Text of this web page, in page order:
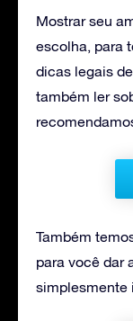
Mostrar seu
escolha, para
dicas legais
também ler
Também
para você dar
simplesmente